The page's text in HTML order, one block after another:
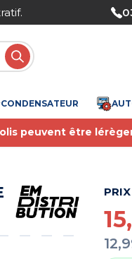
CONDENSATEUR
peuvent être